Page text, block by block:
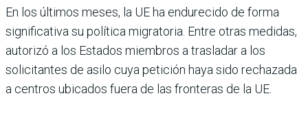
En los últimos meses, la UE ha endurecido de forma
significativa su política migratoria. Entre otras medidas,
autorizó a los Estados miembros a trasladar a los
solicitantes de asilo cuya petición haya sido rechazada
a centros ubicados fuera de las fronteras de la UE.